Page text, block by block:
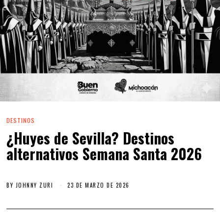
DESTINOS
¿Huyes de Sevilla? Destinos
alternativos Semana Santa 2026
BY JOHNNY ZURI 23 DE MARZO DE 2026